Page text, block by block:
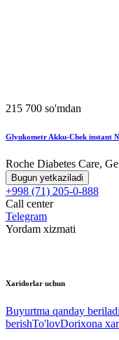
215 700 so'mdan
Glyukometr Akku-Chek instant
Roche Diabetes Care,
Bugun yetkaziladi
+998 (71) 205-0-888
Call center
Telegram
Yordam xizmati
Xaridorlar uchun
Buyurtma qanday
berishTo'lovDorixona